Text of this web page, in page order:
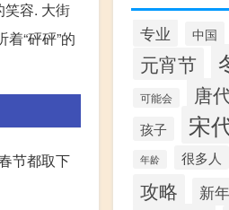
容. 大街
“砰砰”的
节都取下
专业 中国
元宵节
可能会 唐
孩子
宋
年龄 很多人
攻略 新年